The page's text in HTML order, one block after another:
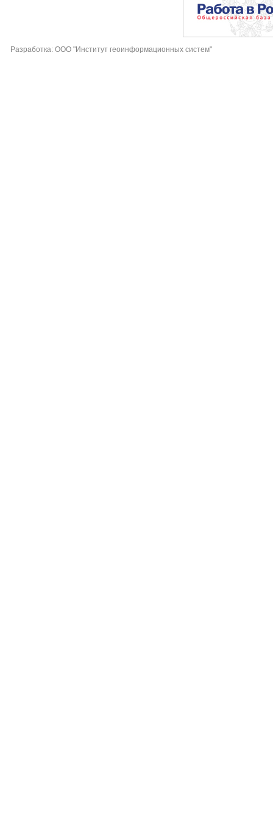
Разработка: ООО "Институт геоинформационных систем"